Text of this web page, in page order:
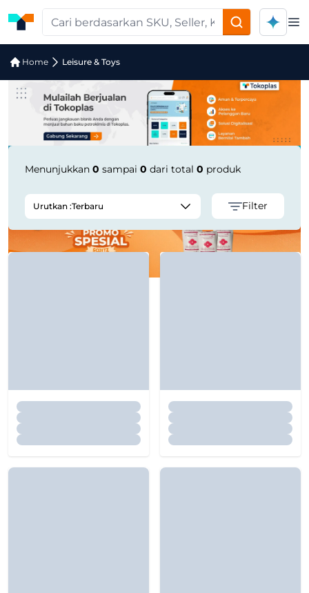
Home Leisure & Toys
Jual Leisure & Toys | Supplier
Menunjukkan 0 sampai 0 dari total 0 produk
Urutkan :Terbaru Filter